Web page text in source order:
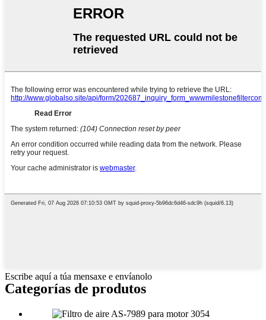
Escribe aquí a túa mensaxe e envíanolo
Categorías de produtos